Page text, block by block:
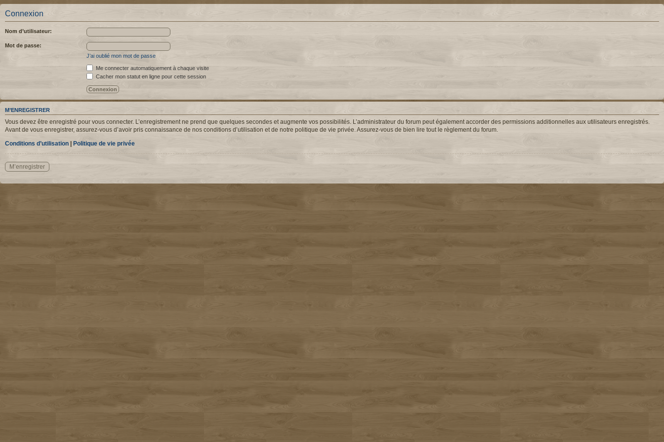
Connexion
Nom d’utilisateur:
Mot de passe:
J’ai oublié mon mot de passe
Me connecter automatiquement à chaque visite
Cacher mon statut en ligne pour cette session
M’ENREGISTRER
Vous devez être enregistré pour vous connecter. L’enregistrement ne prend que quelques secondes et augmente vos possibilités. L’administrateur du forum peut également accorder des permissions additionnelles aux utilisateurs enregistrés.
Avant de vous enregistrer, assurez-vous d’avoir pris connaissance de nos conditions d’utilisation et de notre politique de vie privée. Assurez-vous de bien lire tout le règlement du forum.
Conditions d’utilisation | Politique de vie privée
M’enregistrer